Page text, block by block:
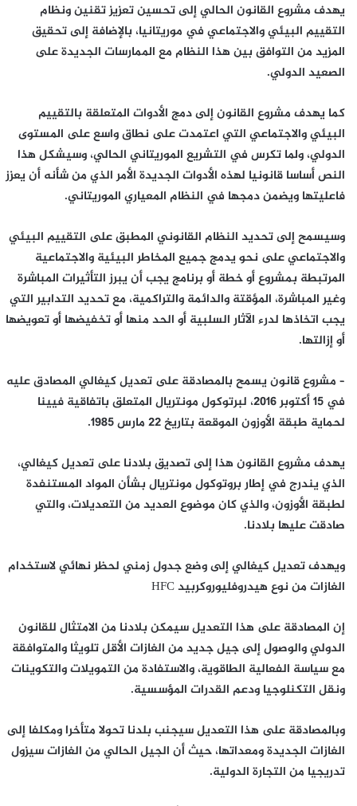
يهدف مشروع القانون الحالي إلى تحسين تعزيز تقنين ونظام
التقييم البيئي والاجتماعي في موريتانيا، بالإضافة إلى تحقيق
المزيد من التوافق بين هذا النظام مع الممارسات الجديدة على
الصعيد الدولي.
كما يهدف مشروع القانون إلى دمج الأدوات المتعلقة بالتقييم
البيئي والاجتماعي التي اعتمدت على نطاق واسع على المستوى
الدولي، ولما تكرس في التشريع الموريتاني الحالي، وسيشكل هذا
النص أساسا قانونيا لهذه الأدوات الجديدة الأمر الذي من شأنه أن يعزز
فاعليتها ويضمن دمجها في النظام المعياري الموريتاني.
وسيسمح إلى تحديد النظام القانوني المطبق على التقييم البيئي
والاجتماعي على نحو يدمج جميع المخاطر البيئية والاجتماعية
المرتبطة بمشروع أو خطة أو برنامج يجب أن يبرز التأثيرات المباشرة
وغير المباشرة، المؤقتة والدائمة والتراكمية، مع تحديد التدابير التي
يجب اتخاذها لدرء الآثار السلبية أو الحد منها أو تخفيضها أو تعويضها
أو إزالتها.
– مشروع قانون يسمح بالمصادقة على تعديل كيغالي المصادق عليه
في 15 أكتوبر 2016، لبرتوكول مونتريال المتعلق باتفاقية فيينا
لحماية طبقة الأوزون الموقعة بتاريخ 22 مارس 1985.
يهدف مشروع القانون هذا إلى تصديق بلادنا على تعديل كيغالي،
الذي يندرج في إطار بروتوكول مونتريال بشأن المواد المستنفدة
لطبقة الأوزون، والذي كان موضوع العديد من التعديلات، والتي
صادقت عليها بلادنا.
ويهدف تعديل كيغالي إلى وضع جدول زمني لحظر نهائي لاستخدام
الغازات من نوع هيدروفليوروكربيد HFC
إن المصادقة على هذا التعديل سيمكن بلادنا من الامتثال للقانون
الدولي والوصول إلى جيل جديد من الغازات الأقل تلويثا والمتوافقة
مع سياسة الفعالية الطاقوية، والاستفادة من التمويلات والتكوينات
ونقل التكنلوجيا ودعم القدرات المؤسسية.
وبالمصادقة على هذا التعديل سيجنب بلدنا تحولا متأخرا ومكلفا إلى
الغازات الجديدة ومعداتها، حيث أن الجيل الحالي من الغازات سيزول
تدريجيا من التجارة الدولية.